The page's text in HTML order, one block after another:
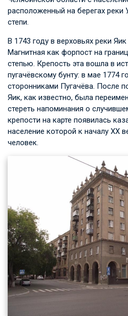
расположенный на берегах реки
степи.
В 1743 году в верховьях реки
Магнитная как форпост на
степью. Крепость эта вошла в
пугачёвскому бунту: в мае 1774
сторонниками Пугачёва. После
Яик, как известно, была
стереть напоминания о
крепости на карте появилась
население которой к началу XX
человек.